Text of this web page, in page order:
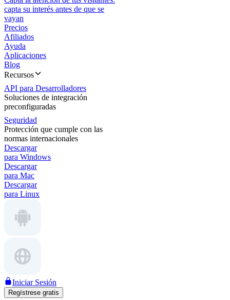
capta su interés antes de que se
vayan
Precios
Afiliados
Ayuda
Aplicaciones
Blog
Recursos
API para Desarrolladores
Soluciones de integración
preconfiguradas
Seguridad
Protección que cumple con las
normas internacionales
Descargar
para Windows
Descargar
para Mac
Descargar
para Linux
Iniciar Sesión
Regístrese gratis